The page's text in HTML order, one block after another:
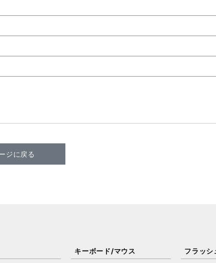
ジに戻る
キーボード/マウス フラッシ